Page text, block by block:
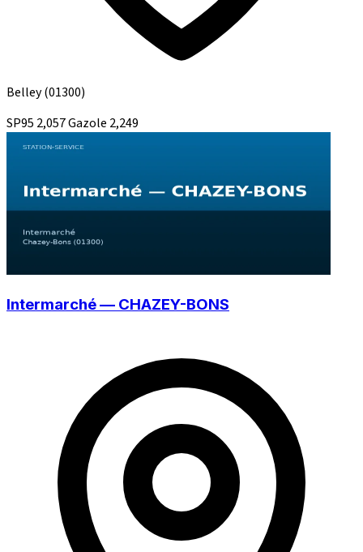
Belley(01300)
SP95 2,057Gazole 2,249
Intermarché — CHAZEY-BONS